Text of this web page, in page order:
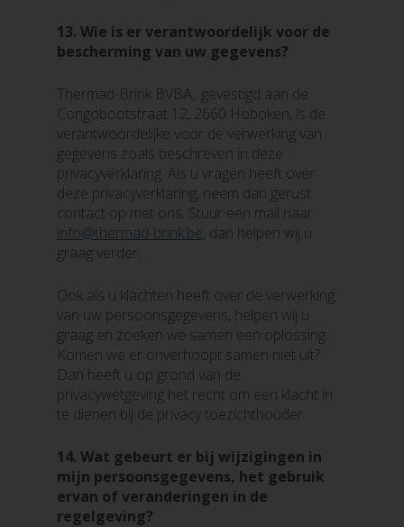
13. Wie is er verantwoordelijk voor de
bescherming van uw gegevens?
Thermad-Brink BVBA,. gevestigd aan de
Congobootstraat 12, 2660 Hoboken, is de
verantwoordelijke voor de verwerking van
gegevens zoals beschreven in deze
privacyverklaring. Als u vragen heeft over
deze privacyverklaring, neem dan gerust
contact op met ons. Stuur een mail naar
info@thermad-brink.be, dan helpen wij u
graag verder.
Ook als u klachten heeft over de verwerking
van uw persoonsgegevens, helpen wij u
graag en zoeken we samen een oplossing.
Komen we er onverhoopt samen niet uit?
Dan heeft u op grond van de
privacywetgeving het recht om een klacht in
te dienen bij de privacy toezichthouder.
14. Wat gebeurt er bij wijzigingen in
mijn persoonsgegevens, het gebruik
ervan of veranderingen in de
regelgeving?